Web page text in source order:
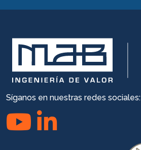
Síganos en nuestras redes sociales: